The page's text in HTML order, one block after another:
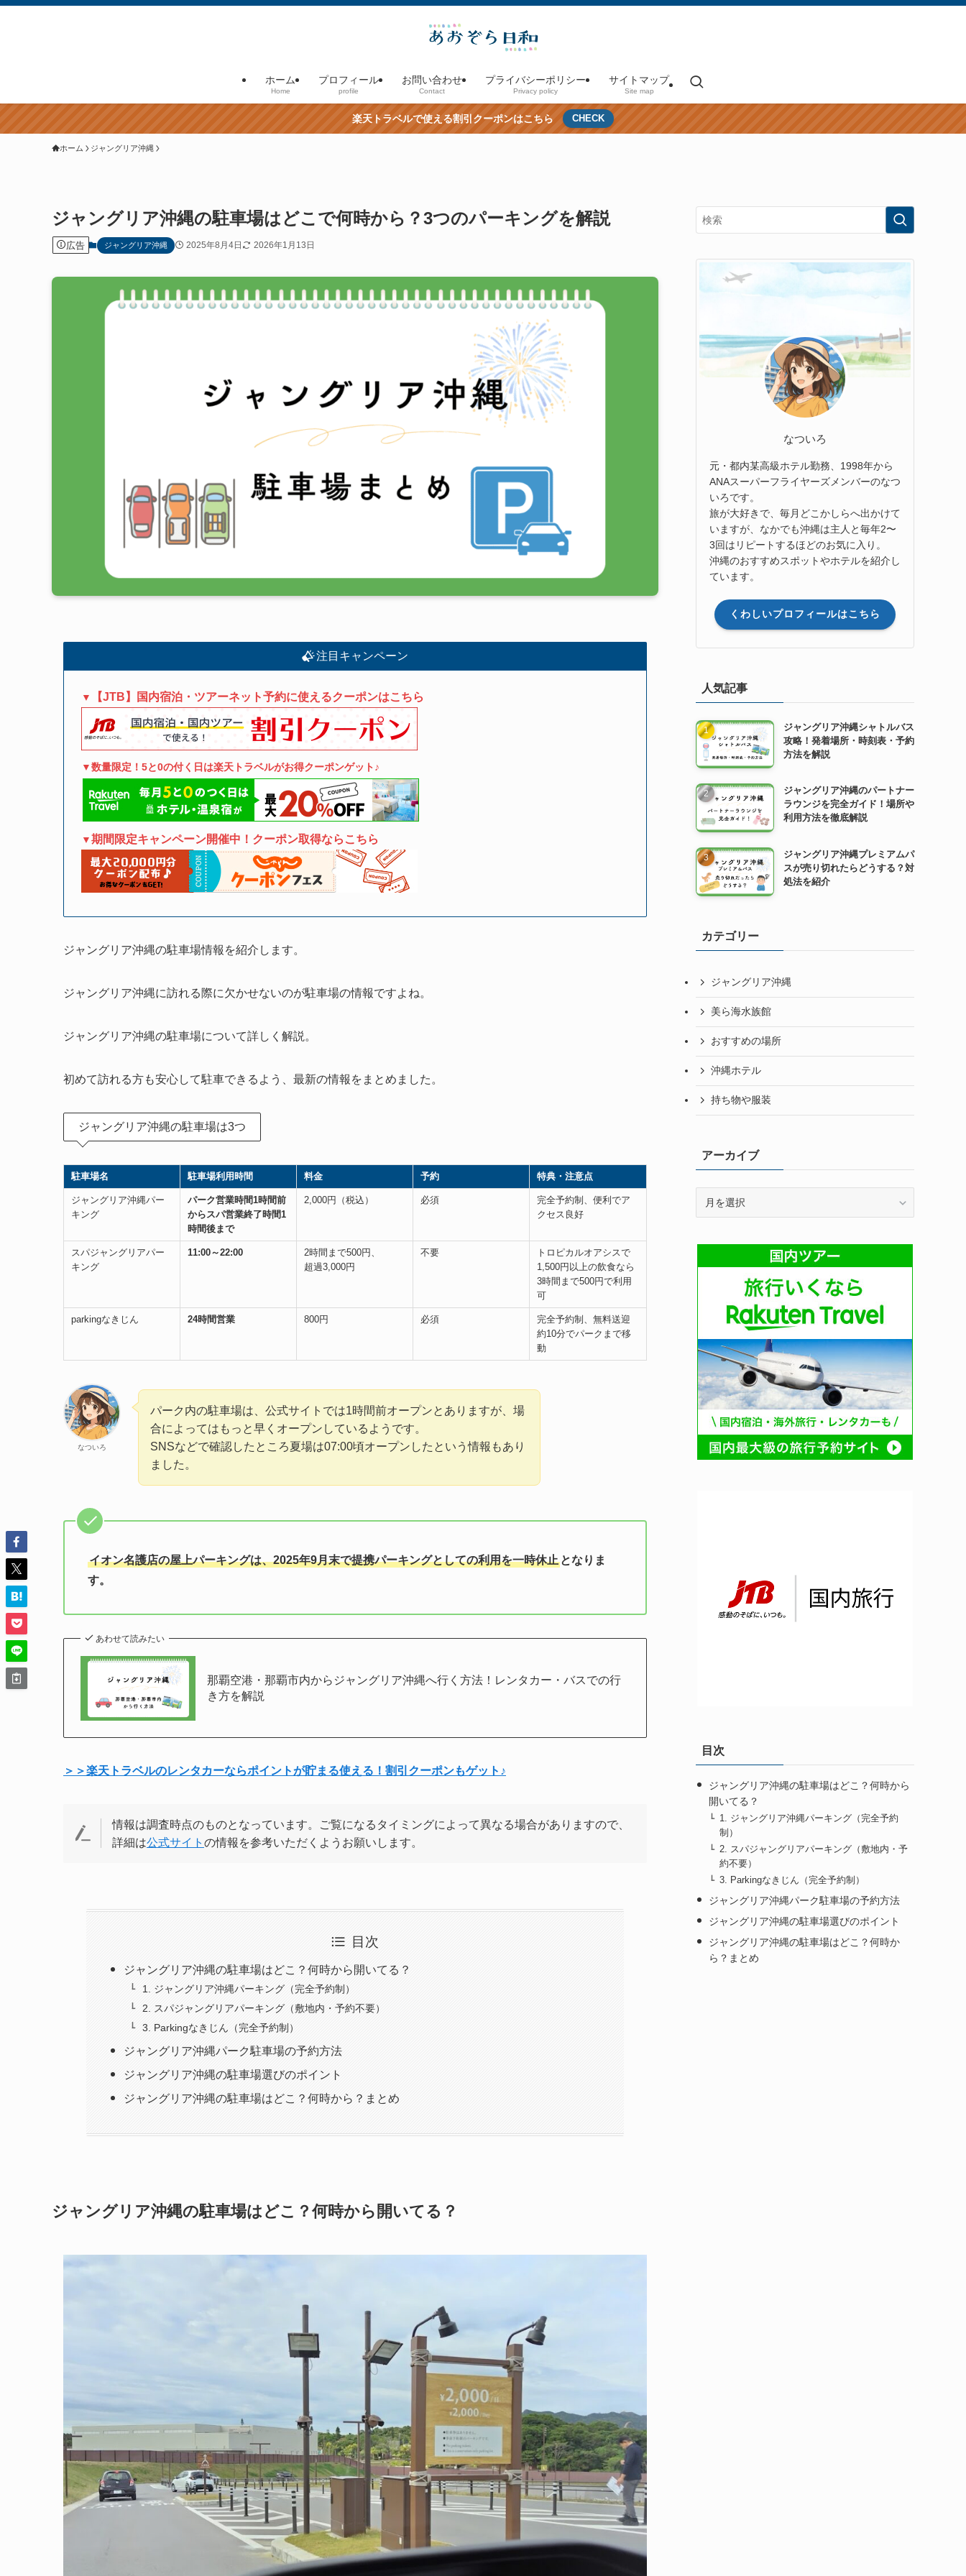
ホーム
Home
プロフィール
profile
お問い合わせ
Contact
プライバシーポリシー
Privacy policy
サイトマップ
Site map
楽天トラベルで使える割引クーポンはこちら CHECK
ホーム ジャングリア沖縄
ジャングリア沖縄の駐車場はどこで何時から？3つのパーキングを解説
広告 ジャングリア沖縄 2025年8月4日 2026年1月13日
注目キャンペーン
▼ 【JTB】国内宿泊・ツアーネット予約に使えるクーポンはこちら
▼数量限定！5と0の付く日は楽天トラベルがお得クーポンゲット♪
▼期間限定キャンペーン開催中！クーポン取得ならこちら
ジャングリア沖縄の駐車場情報を紹介します。
ジャングリア沖縄に訪れる際に欠かせないのが駐車場の情報ですよね。
ジャングリア沖縄の駐車場について詳しく解説。
初めて訪れる方も安心して駐車できるよう、最新の情報をまとめました。
ジャングリア沖縄の駐車場は3つ
駐車場名 駐車場利用時間 料金 予約 特典・注意点
ジャングリア沖縄パー
キング
パーク営業時間1時間前
からスパ営業終了時間1
時間後まで
2,000円（税込） 必須
完全予約制、便利でア
クセス良好
スパジャングリアパー
キング
11:00～22:00
2時間まで500円、
超過3,000円
不要
トロピカルオアシスで
1,500円以上の飲食なら
3時間まで500円で利用
可
parkingなきじん 24時間営業 800円 必須
完全予約制、無料送迎
約10分でパークまで移
動
なついろ
パーク内の駐車場は、公式サイトでは1時間前オープンとありますが、場
合によってはもっと早くオープンしているようです。
SNSなどで確認したところ夏場は07:00頃オープンしたという情報もあり
ました。
イオン名護店の屋上パーキングは、2025年9月末で提携パーキングとしての利用を一時休止 となりま
す。
あわせて読みたい
那覇空港・那覇市内からジャングリア沖縄へ行く方法！レンタカー・バスでの行
き方を解説
＞＞楽天トラベルのレンタカーならポイントが貯まる使える！割引クーポンもゲット♪
情報は調査時点のものとなっています。ご覧になるタイミングによって異なる場合がありますので、
詳細は公式サイト の情報を参考いただくようお願いします。
目次
ジャングリア沖縄の駐車場はどこ？何時から開いてる？
1. ジャングリア沖縄パーキング（完全予約制）
2. スパジャングリアパーキング（敷地内・予約不要）
3. Parkingなきじん（完全予約制）
ジャングリア沖縄パーク駐車場の予約方法
ジャングリア沖縄の駐車場選びのポイント
ジャングリア沖縄の駐車場はどこ？何時から？まとめ
ジャングリア沖縄の駐車場はどこ？何時から開いてる？
なついろ
元・都内某高級ホテル勤務、1998年から
ANAスーパーフライヤーズメンバーのなつ
いろです。
旅が大好きで、毎月どこかしらへ出かけて
いますが、なかでも沖縄は主人と毎年2〜
3回はリピートするほどのお気に入り。
沖縄のおすすめスポットやホテルを紹介し
ています。
くわしいプロフィールはこちら
人気記事
ジャングリア沖縄シャトルバス
攻略！発着場所・時刻表・予約
方法を解説
ジャングリア沖縄のパートナー
ラウンジを完全ガイド！場所や
利用方法を徹底解説
ジャングリア沖縄プレミアムパ
スが売り切れたらどうする？対
処法を紹介
カテゴリー
ジャングリア沖縄
美ら海水族館
おすすめの場所
沖縄ホテル
持ち物や服装
アーカイブ
イ
目次
ジャングリア沖縄の駐車場はどこ？何時から
開いてる？
1. ジャングリア沖縄パーキング（完全予約
制）
2. スパジャングリアパーキング（敷地内・予
約不要）
3. Parkingなきじん（完全予約制）
ジャングリア沖縄パーク駐車場の予約方法
ジャングリア沖縄の駐車場選びのポイント
ジャングリア沖縄の駐車場はどこ？何時か
ら？まとめ